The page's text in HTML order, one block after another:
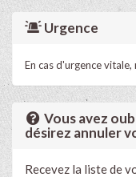
Urgence
En cas d'urgence
Vous avez
désirez annuler
Recevez la liste de